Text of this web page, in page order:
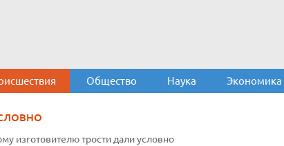
Общество Наука Экономика
изготовителю трости дали условно